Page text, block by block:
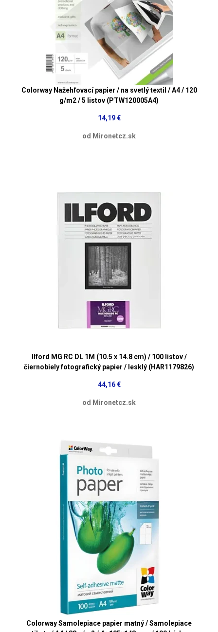
Colorway Nažehľovací papier / na svetlý textil / A4 / 120
g/m2 / 5 listov (PTW120005A4)
14,19 €
od Mironetcz.sk
Ilford MG RC DL 1M (10.5 x 14.8 cm) / 100 listov /
čiernobiely fotografický papier / lesklý (HAR1179826)
44,16 €
od Mironetcz.sk
Colorway Samolepiace papier matný / Samolepiace